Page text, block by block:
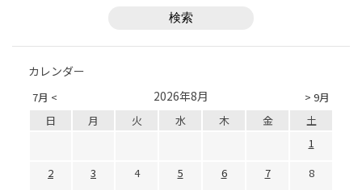
カレンダー
7月 < > 9月
2026年8月
日 月 火 水 木 金
土
1
2
3 4 5 6 7
8